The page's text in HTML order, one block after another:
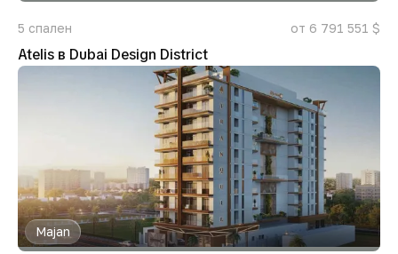
5 спален от 6 791 551 $
Atelis в Dubai Design District
Majan